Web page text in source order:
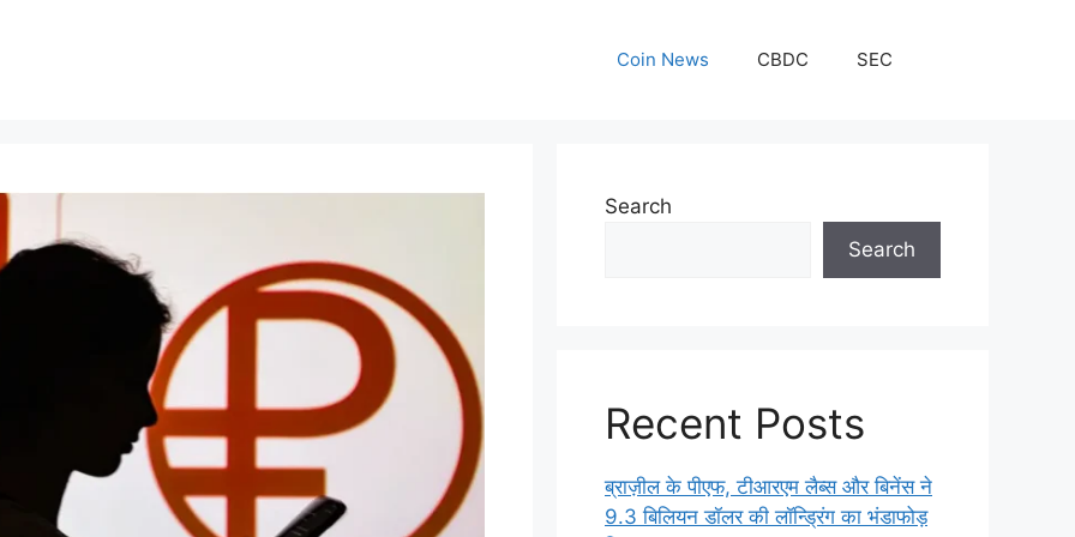
Coin News CBDC SEC
Search
Search
Recent Posts
ब्राज़ील के पीएफ, टीआरएम लैब्स और बिनेंस ने
9.3 बिलियन डॉलर की लॉन्ड्रिंग का भंडाफोड़